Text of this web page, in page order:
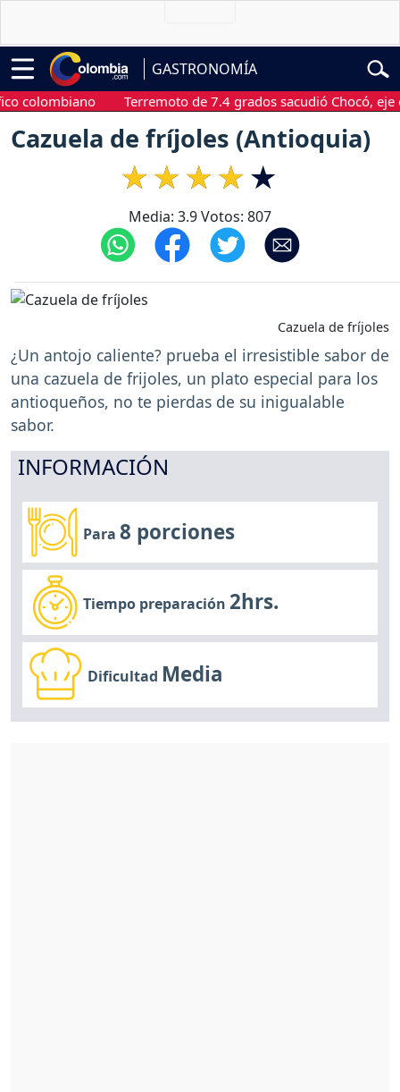
GASTRONOMÍA
Terremoto de 7.4 grados sacudió Chocó, eje
Cazuela de fríjoles (Antioquia)
Media: 3.9Votos: 807
Cazuela de fríjoles
¿Un antojo caliente? prueba el irresistible sabor de
una cazuela de frijoles, un plato especial para los
antioqueños, no te pierdas de su inigualable
sabor.
INFORMACIÓN
Para8 porciones
Tiempo preparación 2hrs.
Dificultad Media